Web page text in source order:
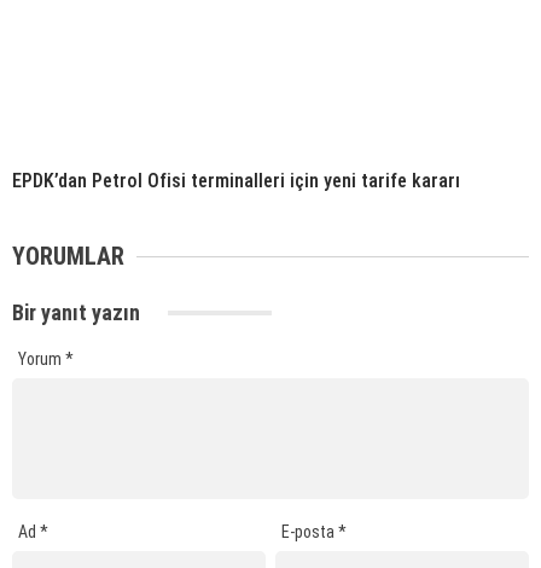
EPDK’dan Petrol Ofisi terminalleri için yeni tarife kararı
YORUMLAR
Bir yanıt yazın
Yorum *
Ad * E-posta*